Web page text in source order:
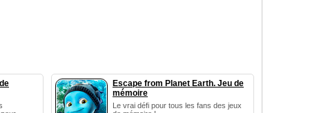
Escape from Planet Earth. Jeu de
mémoire
Le vrai défi pour tous les fans des jeux